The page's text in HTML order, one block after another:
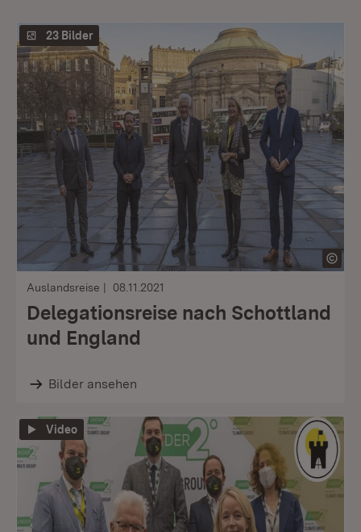
23 Bilder
Auslandsreise 08.11.2021
Delegationsreise nach Schottland
und England
Bilder ansehen
Video